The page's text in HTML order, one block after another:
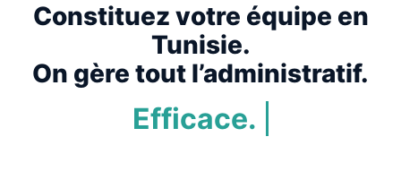
Constituez votre équipe en
Tunisie.
On gère tout l’administratif.
Efficace.